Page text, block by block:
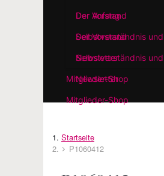
Der Vorstand
Selbstverständnis
Newsletter
Mitglieder-Shop
Startseite
P1060412